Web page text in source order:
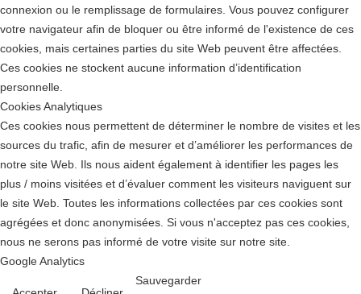
connexion ou le remplissage de formulaires. Vous pouvez configurer
votre navigateur afin de bloquer ou être informé de l'existence de ces
cookies, mais certaines parties du site Web peuvent être affectées.
Ces cookies ne stockent aucune information d’identification
personnelle.
Cookies Analytiques
Ces cookies nous permettent de déterminer le nombre de visites et les
sources du trafic, afin de mesurer et d’améliorer les performances de
notre site Web. Ils nous aident également à identifier les pages les
plus / moins visitées et d’évaluer comment les visiteurs naviguent sur
le site Web. Toutes les informations collectées par ces cookies sont
agrégées et donc anonymisées. Si vous n'acceptez pas ces cookies,
nous ne serons pas informé de votre visite sur notre site.
Google Analytics
Sauvegarder